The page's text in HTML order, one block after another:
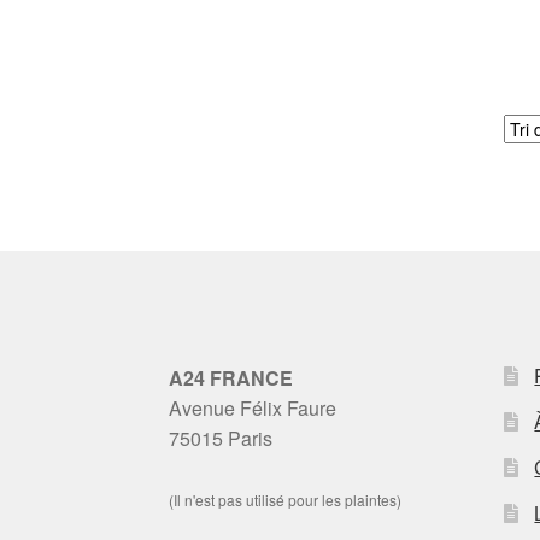
A24 FRANCE
Avenue Félix Faure
75015 Paris
(Il n'est pas utilisé pour les plaintes)